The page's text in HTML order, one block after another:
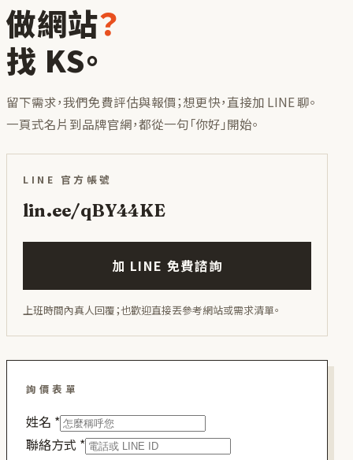
做網站？
找 KS。
留下需求，我們免費評估與報價；想更快，直接加 LINE 聊。
一頁式名片到品牌官網，都從一句「你好」開始。
LINE 官方帳號
lin.ee/qBY44KE
加 LINE 免費諮詢
上班時間內真人回覆；也歡迎直接丟參考網站或需求清單。
詢價表單
姓名 *
聯絡方式 *